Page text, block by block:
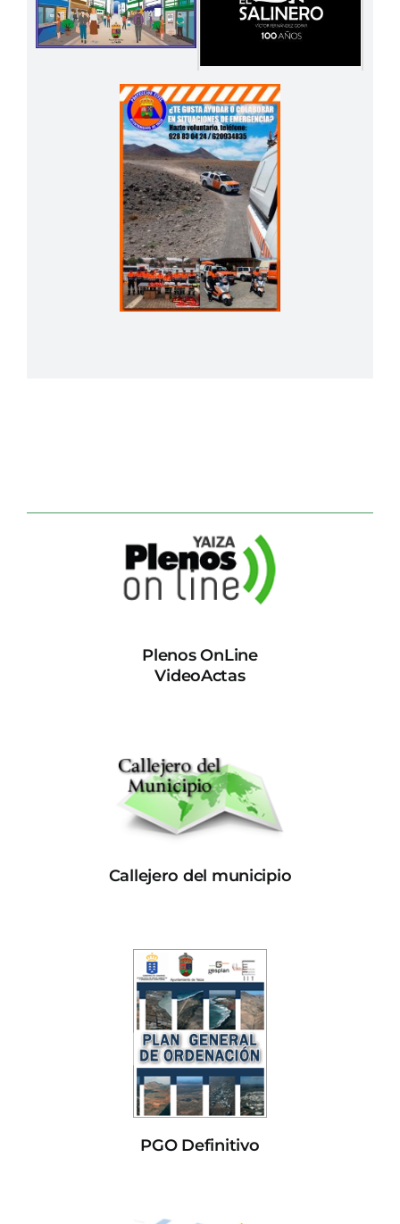
Plenos OnLine
VideoActas
Callejero del municipio
PGO Definitivo